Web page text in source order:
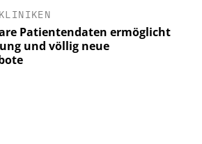
Patientendaten ermöglicht
und völlig neue